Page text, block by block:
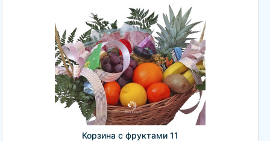
Корзина с фруктами 11